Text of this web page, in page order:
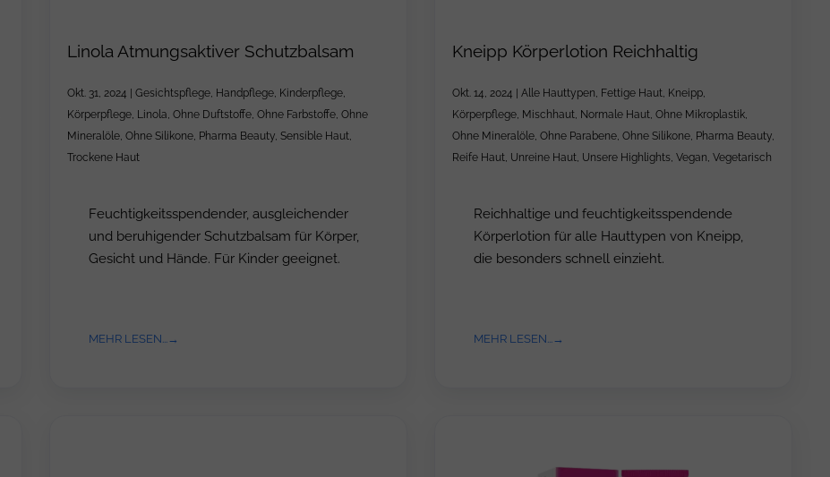
Linola Atmungsaktiver Schutzbalsam
Okt. 31, 2024 Gesichtspflege, Handpflege, Kinderpflege,
Körperpflege, Linola, Ohne Duftstoffe, Ohne Farbstoffe, Ohne
Mineralöle, Ohne Silikone, Pharma Beauty, Sensible Haut,
Trockene Haut
Feuchtigkeitsspendender, ausgleichender
und beruhigender Schutzbalsam für Körper,
Gesicht und Hände. Für Kinder geeignet.
MEHR LESEN...
Kneipp Körperlotion Reichhaltig
Okt. 14, 2024 Alle Hauttypen, Fettige Haut, Kneipp,
Körperpflege, Mischhaut, Normale Haut, Ohne Mikroplastik,
Ohne Mineralöle, Ohne Parabene, Ohne Silikone, Pharma Beauty,
Reife Haut, Unreine Haut, Unsere Highlights, Vegan, Vegetarisch
Reichhaltige und feuchtigkeitsspendende
Körperlotion für alle Hauttypen von Kneipp,
die besonders schnell einzieht.
MEHR LESEN...